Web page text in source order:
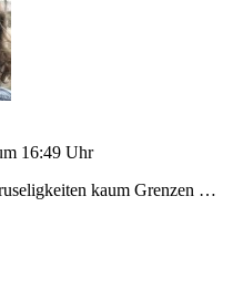
16:49 Uhr
kaum Grenzen …